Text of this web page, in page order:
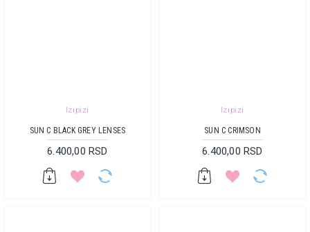
Izipizi
SUN C BLACK GREY LENSES
6.400,00 RSD
Izipizi
SUN C CRIMSON
6.400,00 RSD